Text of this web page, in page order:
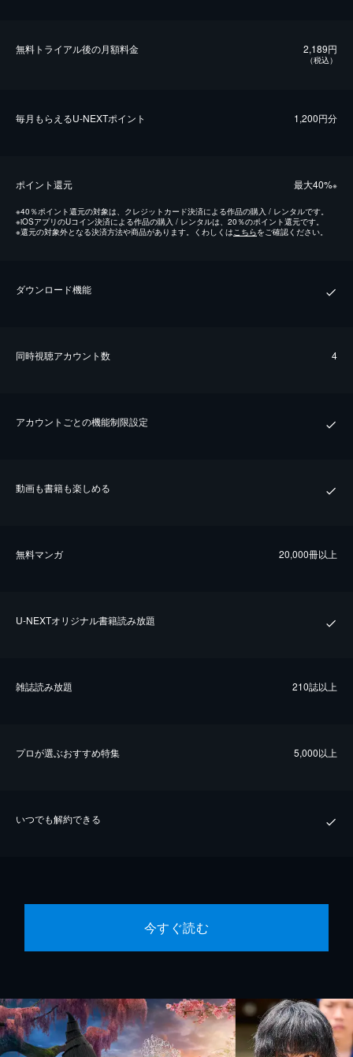
無料トライアル後の⽉額料金 2,189円
（税込）
毎⽉もらえるU-NEXTポイント 1,200円分
ポイント還元 最⼤40%※
※40％ポイント還元の対象は、クレジットカード決済による作品の購入 / レンタルです。
※iOSアプリのUコイン決済による作品の購入 / レンタルは、20％のポイント還元です。
※還元の対象外となる決済方法や商品があります。くわしくは こちらをご確認ください。
ダウンロード機能
同時視聴アカウント数 4
アカウントごとの機能制限設定
動画も書籍も楽しめる
無料マンガ 20,000冊以上
U-NEXTオリジナル書籍読み放題
雑誌読み放題 210誌以上
プロが選ぶおすすめ特集 5,000以上
いつでも解約できる
今すぐ読む